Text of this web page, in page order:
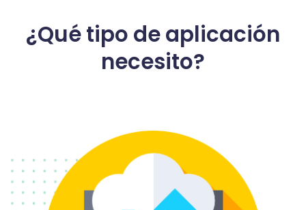
¿Qué tipo de aplicación
necesito?